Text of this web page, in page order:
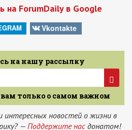
на ForumDaily в Google
Vkontakte
на нашу рассылку
только о самом важном
новостей о жизни в
— Поддержите нас донатом!